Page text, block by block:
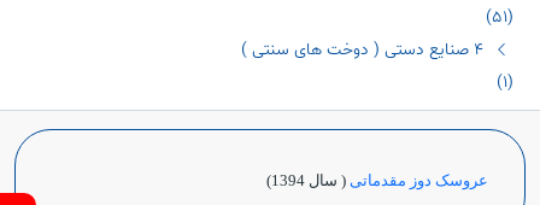
(٥١)
٤ صنایع دستی ( دوخت های سنتی )
(١)
عروسک دوز مقدماتی ( سال 1394)